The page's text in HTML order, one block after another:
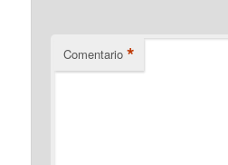
Comentario *